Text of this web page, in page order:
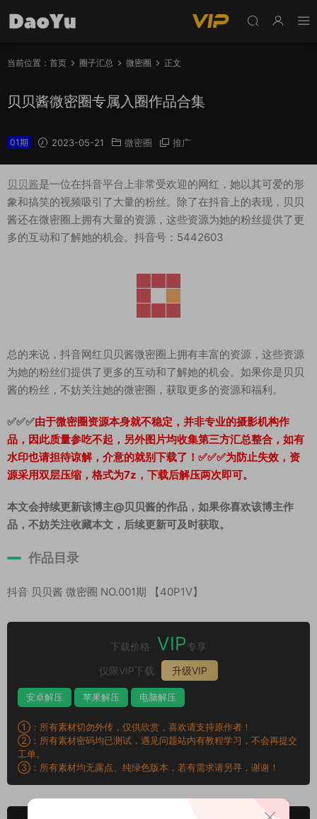
当前位置： 首页 圈子汇总 微密圈 正文
贝贝酱微密圈专属入圈作品合集
01期 2023-05-21 微密圈 推广
贝贝酱是一位在抖音平台上非常受欢迎的网红，她以其可爱的形
象和搞笑的视频吸引了大量的粉丝。除了在抖音上的表现，贝贝
酱还在微密圈上拥有大量的资源，这些资源为她的粉丝提供了更
多的互动和了解她的机会。抖音号：5442603
总的来说，抖音网红贝贝酱微密圈上拥有丰富的资源，这些资源
为她的粉丝们提供了更多的互动和了解她的机会。如果你是贝贝
酱的粉丝，不妨关注她的微密圈，获取更多的资源和福利。
✅✅✅由于微密圈资源本身就不稳定，并非专业的摄影机构作
品，因此质量参吃不起，另外图片均收集第三方汇总整合，如有
水印也请担待谅解，介意的就别下载了！✅✅✅为防止失效，资
源采用双层压缩，格式为7z，下载后解压两次即可。
本文会持续更新该博主@贝贝酱的作品，如果你喜欢该博主作
品，不妨关注收藏本文，后续更新可及时获取。
作品目录
抖音 贝贝酱 微密圈 NO.001期 【40P1V】
下载价格 VIP 专享
仅限VIP下载
升级VIP
安卓解压 苹果解压 电脑解压
①：所有素材切勿外传，仅供欣赏，喜欢请支持原作者！
②：所有素材密码均已测试，遇见问题站内有教程学习，不会再提交
工单。
③：所有素材均无露点、纯绿色版本，若有需求请另寻，谢谢！